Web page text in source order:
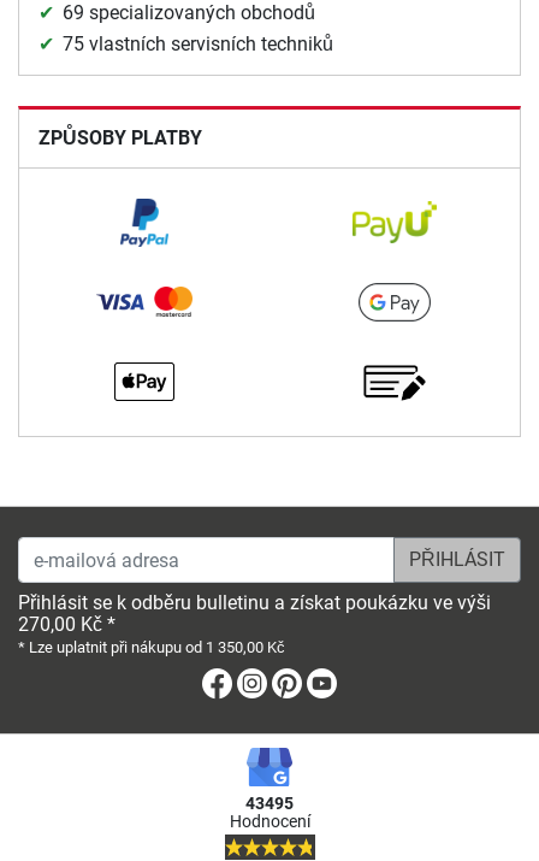
69 specializovaných obchodů
75 vlastních servisních techniků
ZPŮSOBY PLATBY
e-mailová adresa
Přihlásit se k odběru bulletinu a získat poukázku ve výši
270,00 Kč *
* Lze uplatnit při nákupu od 1 350,00 Kč
Facebook
Instagram
Pinterest
43495
Hodnocení